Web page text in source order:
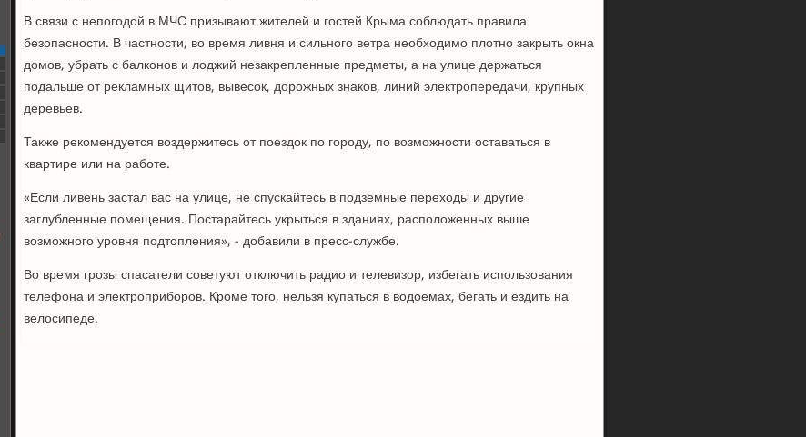
В связи с непогодой в МЧС призывают жителей и гостей Крыма соблюдать правила
безопасности. В частности, во время ливня и сильного ветра необходимо плотно закрыть окна
домов, убрать с балконов и лоджий незакрепленные предметы, а на улице держаться
подальше от рекламных щитов, вывесок, дорожных знаков, линий электропередачи, крупных
деревьев.
Также рекомендуется воздержитесь от поездок по городу, по возможности оставаться в
квартире или на работе.
«Если ливень застал вас на улице, не спускайтесь в подземные переходы и другие
заглубленные помещения. Постарайтесь укрыться в зданиях, расположенных выше
возможного уровня подтопления», - добавили в пресс-службе.
Во время грозы спасатели советуют отключить радио и телевизор, избегать использования
телефона и электроприборов. Кроме того, нельзя купаться в водоемах, бегать и ездить на
велосипеде.